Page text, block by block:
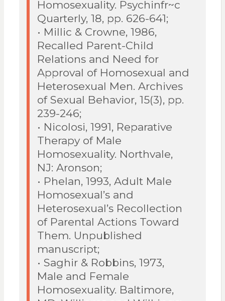
Homosexuality. Psychinfr~c
Quarterly, 18, pp. 626-641;
• Millic & Crowne, 1986,
Recalled Parent-Child
Relations and Need for
Approval of Homosexual and
Heterosexual Men. Archives
of Sexual Behavior, 15(3), pp.
239-246;
• Nicolosi, 1991, Reparative
Therapy of Male
Homosexuality. Northvale,
NJ: Aronson;
• Phelan, 1993, Adult Male
Homosexual’s and
Heterosexual’s Recollection
of Parental Actions Toward
Them. Unpublished
manuscript;
• Saghir & Robbins, 1973,
Male and Female
Homosexuality. Baltimore,